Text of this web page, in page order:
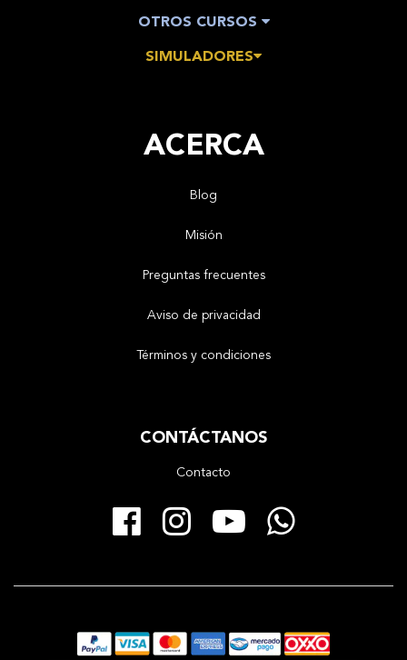
OTROS CURSOS
SIMULADORES
ACERCA
Blog
Misión
Preguntas frecuentes
Aviso de privacidad
Términos y condiciones
CONTÁCTANOS
Contacto
Facebook
Instagram
YouTube